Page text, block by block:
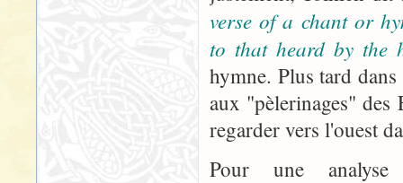
verse of a chant or
to that heard by the
hymne. Plus tard
aux "pèlerinages"
regarder vers l'ouest
Pour une